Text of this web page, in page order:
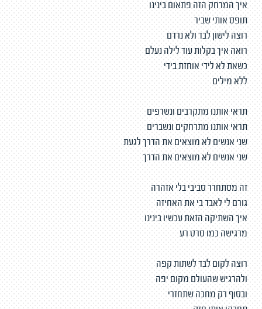
איך המרחק הזה פתאום בינינו
תופס אותי שביר
רוצה לישון לבד ולא נרדם
רואה איך בקלות עוד לילה נעלם
כשאת לא לידי אוחזת בידי
ללא מילים
תראי אותנו מתקרבים ונשרפים
תראי אותנו מתרחקים ונשברים
שני אנשים לא מוצאים את הדרך לגעת
שני אנשים לא מוצאים את הדרך
זה מסתחרר סביבי בלי אזהרה
גורם לי לאבד בי את האחיזה
איך השתיקה הזאת עכשיו בינינו
מרגישה כמו סרט רע
רוצה לקום לבד לשתות קפה
ולהרגיש שהעולם מקום יפה
ובסוף רק מחכה שתחזרי